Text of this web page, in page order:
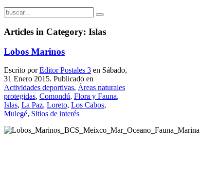
Articles in Category: Islas
Lobos Marinos
Escrito porEditor Postales 3 en Sábado,
31 Enero 2015. Publicado en
Actividades deportivas, Áreas naturales
protegidas, Comondú, Flora y Fauna,
Islas, La Paz, Loreto, Los Cabos,
Mulegé, Sitios de interés